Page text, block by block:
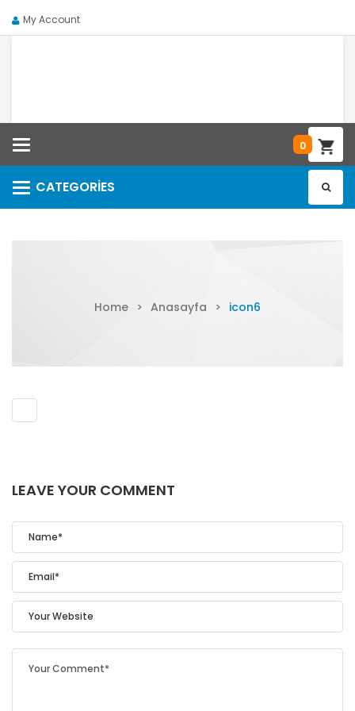
My Account
Categories 0
CATEGORIES
Categories
Home > Anasayfa > icon6
LEAVE YOUR COMMENT